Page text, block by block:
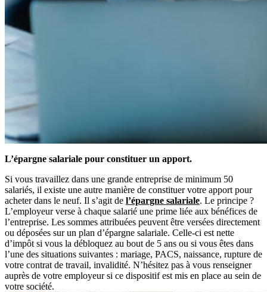
L’épargne salariale pour constituer un apport.
Si vous travaillez dans une grande entreprise de minimum 50
salariés, il existe une autre manière de constituer votre apport pour
acheter dans le neuf. Il s’agit de l’épargne salariale. Le principe ?
L’employeur verse à chaque salarié une prime liée aux bénéfices de
l’entreprise. Les sommes attribuées peuvent être versées directement
ou déposées sur un plan d’épargne salariale. Celle-ci est nette
d’impôt si vous la débloquez au bout de 5 ans ou si vous êtes dans
l’une des situations suivantes : mariage, PACS, naissance, rupture de
votre contrat de travail, invalidité. N’hésitez pas à vous renseigner
auprès de votre employeur si ce dispositif est mis en place au sein de
votre société.